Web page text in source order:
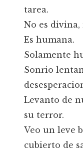
tarea.
No es
Es humana.
Solamente
Sonrio
Levanto de
su terror.
Veo un leve
cubierto de